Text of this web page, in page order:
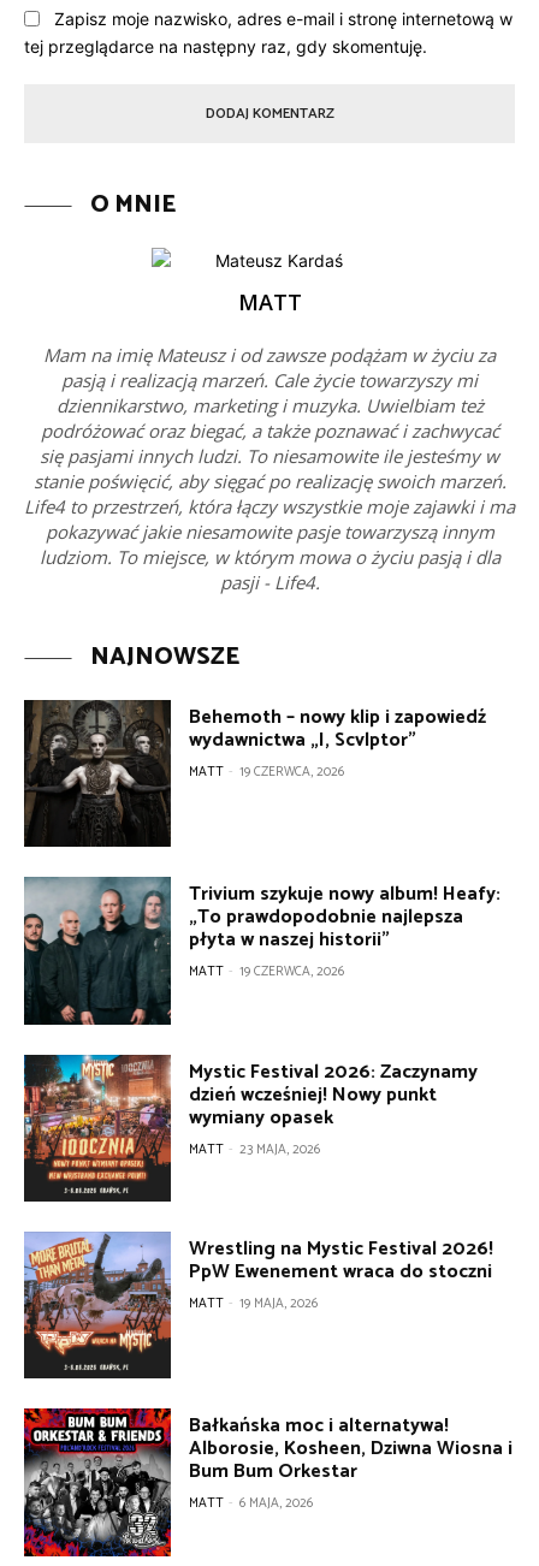
Zapisz moje nazwisko, adres e-mail i stronę internetową w
tej przeglądarce na następny raz, gdy skomentuję.
O MNIE
MATT
Mam na imię Mateusz i od zawsze podążam w życiu za
pasją i realizacją marzeń. Cale życie towarzyszy mi
dziennikarstwo, marketing i muzyka. Uwielbiam też
podróżować oraz biegać, a także poznawać i zachwycać
się pasjami innych ludzi. To niesamowite ile jesteśmy w
stanie poświęcić, aby sięgać po realizację swoich marzeń.
Life4 to przestrzeń, która łączy wszystkie moje zajawki i ma
pokazywać jakie niesamowite pasje towarzyszą innym
ludziom. To miejsce, w którym mowa o życiu pasją i dla
pasji - Life4.
NAJNOWSZE
Behemoth – nowy klip i zapowiedź
wydawnictwa „I, Scvlptor”
MATT - 19 CZERWCA, 2026
Trivium szykuje nowy album! Heafy:
„To prawdopodobnie najlepsza
płyta w naszej historii”
MATT - 19 CZERWCA, 2026
Mystic Festival 2026: Zaczynamy
dzień wcześniej! Nowy punkt
wymiany opasek
MATT - 23 MAJA, 2026
Wrestling na Mystic Festival 2026!
PpW Ewenement wraca do stoczni
MATT - 19 MAJA, 2026
Bałkańska moc i alternatywa!
Alborosie, Kosheen, Dziwna Wiosna i
Bum Bum Orkestar
MATT - 6 MAJA, 2026